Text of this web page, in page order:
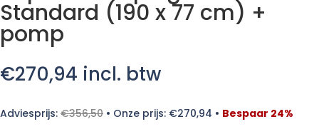
Standard (190 x 77 cm) +
pomp
€270,94 incl. btw
Adviesprijs: €356,50 • Onze prijs: €270,94 • Bespaar 24%